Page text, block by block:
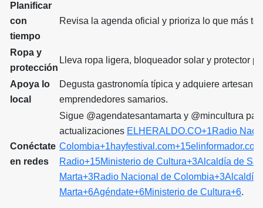
Planificar
con
tiempo
Revisa la agenda oficial y prioriza lo que más te
Ropa y
protección
Lleva ropa ligera, bloqueador solar y protector
Apoya lo
local
Degusta gastronomía típica y adquiere
emprendedores samarios.
Conéctate
en redes
Sigue @agendatesantamarta y @mincultura
actualizaciones ELHERALDO.CO+1Radio
Colombia+1
Radio+15Ministerio de Cultura+3Alcaldía de
Marta+3Radio Nacional de Colombia+3Alcaldía
Marta+6Agéndate+6Ministerio de Cultura+6.